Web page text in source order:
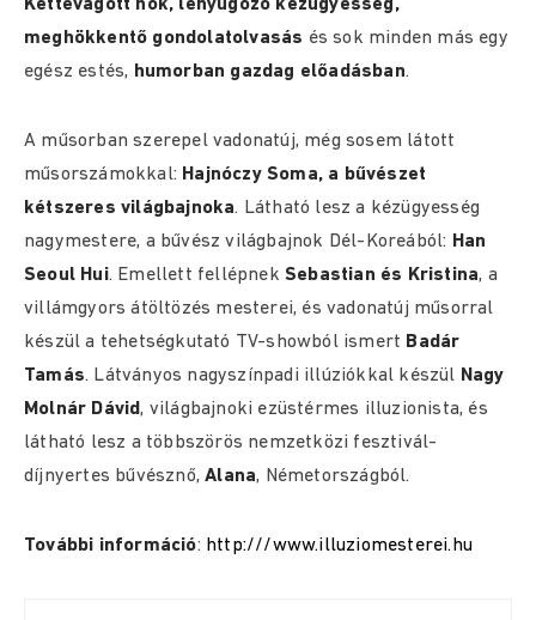
Kettévágott nők, lenyűgöző kézügyesség,
meghökkentő gondolatolvasás és sok minden más egy
egész estés, humorban gazdag előadásban.
A műsorban szerepel vadonatúj, még sosem látott
műsorszámokkal: Hajnóczy Soma, a bűvészet
kétszeres világbajnoka. Látható lesz a kézügyesség
nagymestere, a bűvész világbajnok Dél-Koreából: Han
Seoul Hui. Emellett fellépnekSebastian és Kristina, a
villámgyors átöltözés mesterei, és vadonatúj műsorral
készül a tehetségkutató TV-showból ismert Badár
Tamás. Látványos nagyszínpadi illúziókkal készül Nagy
Molnár Dávid, világbajnoki ezüstérmes illuzionista, és
látható lesz a többszörös nemzetközi fesztivál-
díjnyertes bűvésznő,Alana, Németországból.
További információ: http:///www.illuziomesterei.hu